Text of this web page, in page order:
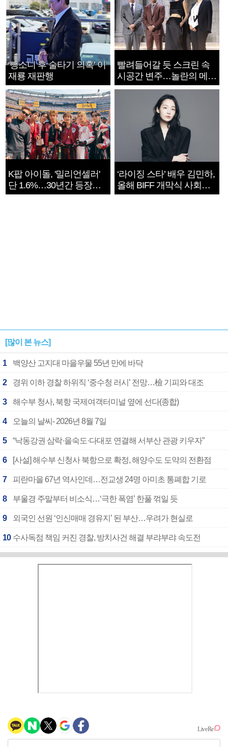
‘뺑소니 후 술타기 의혹’ 이
재룡 재판행
빨려들어갈 듯 스크린 속
시공간 변주…놀란의 메시
지는 ‘전쟁 속죄’
K팝 아이돌, '밀리언셀러'
단 1.6%…30년간 등장
1182개팀 전수조사
‘라이징 스타’ 배우 김민하,
올해 BIFF 개막식 사회자
확정
[많이 본 뉴스]
1 백양산 고지대 마을우물 55년 만에 바닥
2 경위 이하 경찰 하위직 ‘중수청 러시’ 전망…檢 기피와 대조
3 해수부 청사, 북항 국제여객터미널 옆에 선다(종합)
4 오늘의 날씨- 2026년 8월 7일
5 “낙동강권 삼락·을숙도·다대포 연결해 서부산 관광 키우자”
6 [사설] 해수부 신청사 북항으로 확정, 해양수도 도약의 전환점
7 피란마을 67년 역사인데…전교생 24명 아미초 통폐합 기로
8 부울경 주말부터 비소식…‘극한 폭염’ 한풀 꺾일 듯
9 외국인 선원 ‘인신매매 경유지’ 된 부산…우려가 현실로
10 수사독점 책임 커진 경찰, 방치사건 해결 부랴부랴 속도전